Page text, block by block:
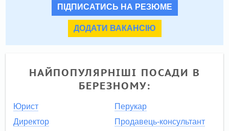
ПІДПИСАТИСЬ НА РЕЗЮМЕ
ДОДАТИ ВАКАНСІЮ
НАЙПОПУЛЯРНІШІ ПОСАДИ В
БЕРЕЗНОМУ:
Юрист
Перукар
Директор
Продавець-консультант